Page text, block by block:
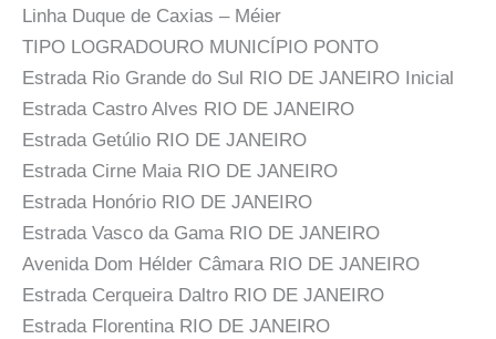
Linha Duque de Caxias – Méier
TIPO LOGRADOURO MUNICÍPIO PONTO
Estrada Rio Grande do Sul RIO DE JANEIRO Inicial
Estrada Castro Alves RIO DE JANEIRO
Estrada Getúlio RIO DE JANEIRO
Estrada Cirne Maia RIO DE JANEIRO
Estrada Honório RIO DE JANEIRO
Estrada Vasco da Gama RIO DE JANEIRO
Avenida Dom Hélder Câmara RIO DE JANEIRO
Estrada Cerqueira Daltro RIO DE JANEIRO
Estrada Florentina RIO DE JANEIRO